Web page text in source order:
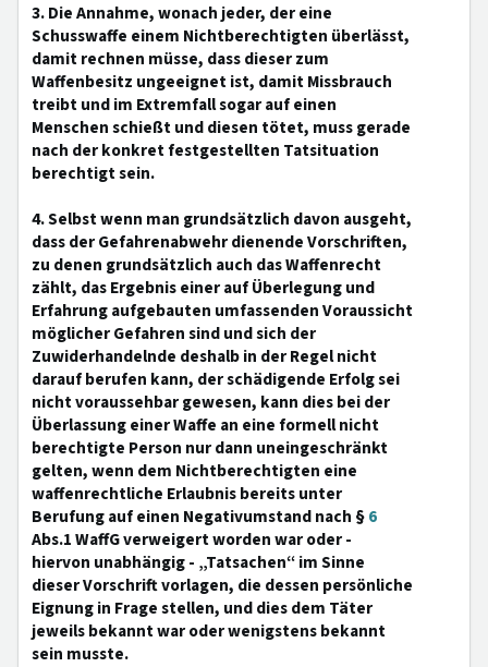
3. Die Annahme, wonach jeder, der eine
Schusswaffe einem Nichtberechtigten überlässt,
damit rechnen müsse, dass dieser zum
Waffenbesitz ungeeignet ist, damit Missbrauch
treibt und im Extremfall sogar auf einen
Menschen schießt und diesen tötet, muss gerade
nach der konkret festgestellten Tatsituation
berechtigt sein.
4. Selbst wenn man grundsätzlich davon ausgeht,
dass der Gefahrenabwehr dienende Vorschriften,
zu denen grundsätzlich auch das Waffenrecht
zählt, das Ergebnis einer auf Überlegung und
Erfahrung aufgebauten umfassenden Voraussicht
möglicher Gefahren sind und sich der
Zuwiderhandelnde deshalb in der Regel nicht
darauf berufen kann, der schädigende Erfolg sei
nicht voraussehbar gewesen, kann dies bei der
Überlassung einer Waffe an eine formell nicht
berechtigte Person nur dann uneingeschränkt
gelten, wenn dem Nichtberechtigten eine
waffenrechtliche Erlaubnis bereits unter
Berufung auf einen Negativumstand nach §6
Abs.1 WaffG verweigert worden war oder -
hiervon unabhängig - „Tatsachen“ im Sinne
dieser Vorschrift vorlagen, die dessen persönliche
Eignung in Frage stellen, und dies dem Täter
jeweils bekannt war oder wenigstens bekannt
sein musste.